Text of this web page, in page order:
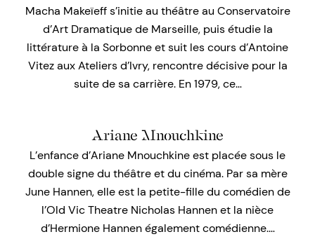
Macha Makeïeff s’initie au théâtre au Conservatoire
d’Art Dramatique de Marseille, puis étudie la
littérature à la Sorbonne et suit les cours d’Antoine
Vitez aux Ateliers d’Ivry, rencontre décisive pour la
suite de sa carrière. En 1979, ce…
Ariane Mnouchkine
L’enfance d’Ariane Mnouchkine est placée sous le
double signe du théâtre et du cinéma. Par sa mère
June Hannen, elle est la petite-fille du comédien de
l’Old Vic Theatre Nicholas Hannen et la nièce
d’Hermione Hannen également comédienne.…